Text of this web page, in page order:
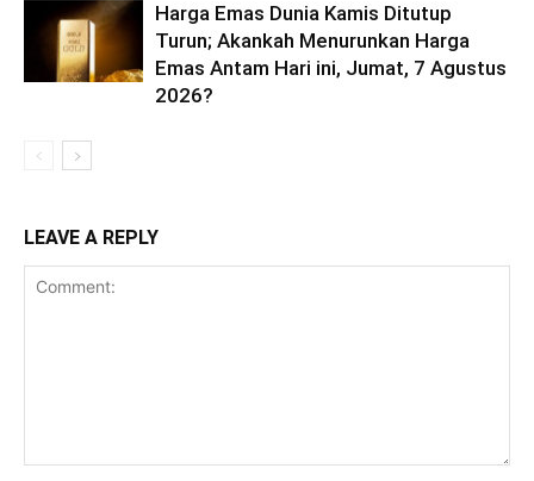
Harga Emas Dunia Kamis Ditutup
Turun; Akankah Menurunkan Harga
Emas Antam Hari ini, Jumat, 7 Agustus
2026?
LEAVE A REPLY